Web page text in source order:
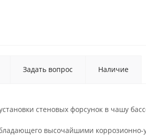
Задать вопрос Наличие
стеновых форсунок в чашу
высочайшими